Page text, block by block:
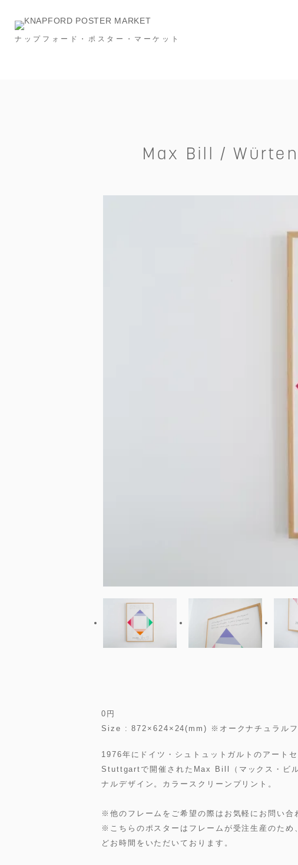
ナップフォード・ポスター・マーケット
インビテーション
Max Bill /
0 円
Size : 872×624×24(mm) ※オークナチュラルフ
1976年にドイツ・シュトュットガルトのアー
Stuttgartで開催されたMax Bill（マックス・ビ
ナルデザイン。カラースクリーンプリント。
※他のフレームをご希望の際はお気軽にお問い合
※こちらのポスターはフレームが受注生産のた
どお時間をいただいております。